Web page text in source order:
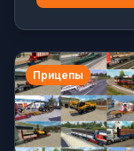
Прицепы